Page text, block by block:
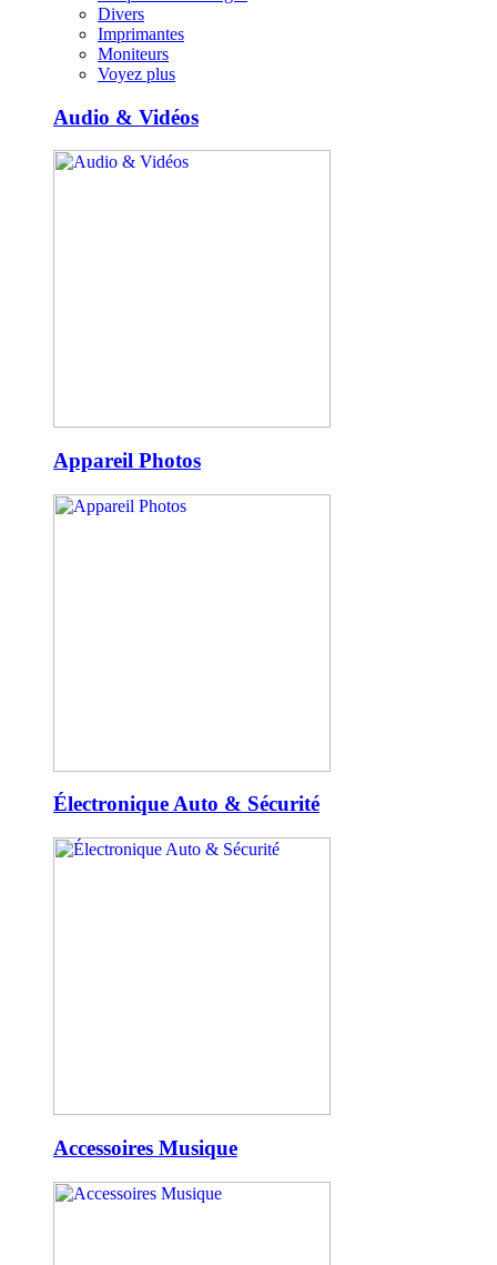
Divers
Imprimantes
Moniteurs
Voyez plus
Audio & Vidéos
Appareil Photos
Électronique Auto & Sécurité
Accessoires Musique